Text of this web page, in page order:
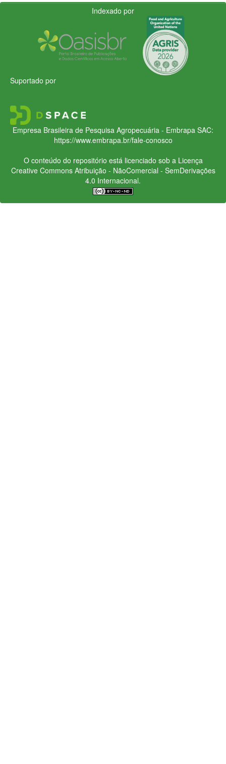
Indexado por
Suportado por
Empresa Brasileira de Pesquisa Agropecuária - Embrapa SAC:
https://www.embrapa.br/fale-conosco
O conteúdo do repositório está licenciado sob a Licença
Creative CommonsAtribuição - NãoComercial - SemDerivações
4.0 Internacional.